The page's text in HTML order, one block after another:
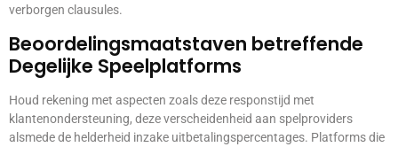
verborgen clausules.
Beoordelingsmaatstaven betreffende
Degelijke Speelplatforms
Houd rekening met aspecten zoals deze responstijd met
klantenondersteuning, deze verscheidenheid aan spelproviders
alsmede de helderheid inzake uitbetalingspercentages. Platforms die